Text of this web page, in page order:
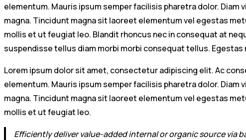
elementum. Mauris ipsum semper facilisis pharetra dolor.
magna. Tincidunt magna sit laoreet elementum vel egestas
mollis et ut feugiat leo. Blandit rhoncus nec in consequat at
suspendisse tellus diam morbi morbi consequat tellus.
Lorem ipsum dolor sit amet, consectetur adipiscing elit. Ac
elementum. Mauris ipsum semper facilisis pharetra dolor.
magna. Tincidunt magna sit laoreet elementum vel egestas
mollis et ut feugiat leo.
Efficiently deliver value-added internal or organic source via